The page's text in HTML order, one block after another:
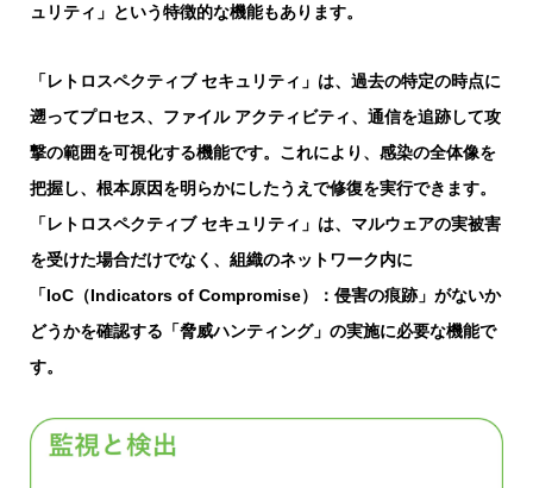
ュリティ」という特徴的な機能もあります。
「レトロスペクティブ セキュリティ」は、過去の特定の時点に
遡ってプロセス、ファイル アクティビティ、通信を追跡して攻
撃の範囲を可視化する機能です。これにより、感染の全体像を
把握し、根本原因を明らかにしたうえで修復を実行できます。
「レトロスペクティブ セキュリティ」は、マルウェアの実被害
を受けた場合だけでなく、組織のネットワーク内に
「IoC（Indicators of Compromise）：侵害の痕跡」がないか
どうかを確認する「脅威ハンティング」の実施に必要な機能で
す。